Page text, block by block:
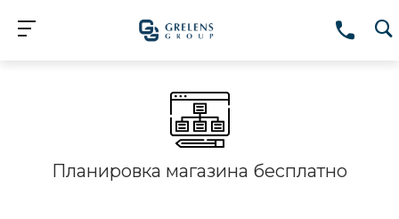
Планировка магазина бесплатно